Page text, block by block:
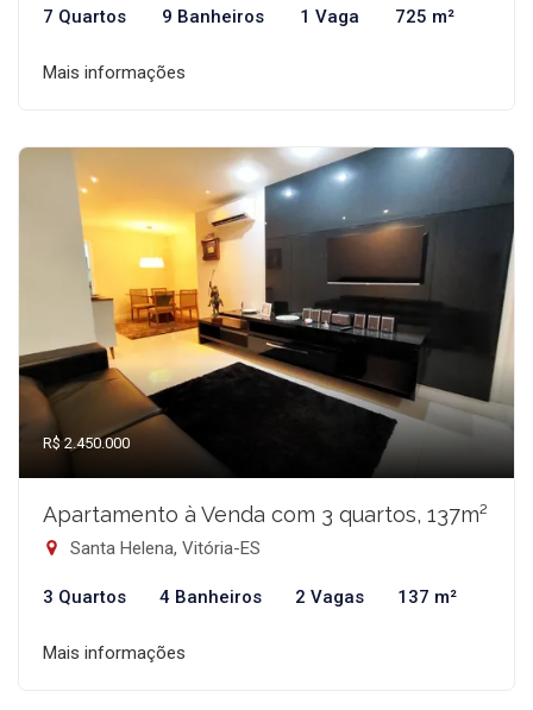
7 Quartos 9 Banheiros 1 Vaga 725 m²
Mais informações
R$ 2.450.000
Apartamento à Venda com 3 quartos, 137m²
Santa Helena, Vitória-ES
3 Quartos 4 Banheiros 2 Vagas 137 m²
Mais informações